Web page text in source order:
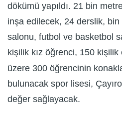
dökümü yapıldı. 21 bin
inşa edilecek, 24 derslik,
salonu, futbol ve basketbol
kişilik kız öğrenci, 150
üzere 300 öğrencinin
bulunacak spor lisesi,
değer sağlayacak.